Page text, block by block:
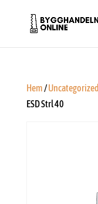
Hem/Uncategorized
ESD Strl 40